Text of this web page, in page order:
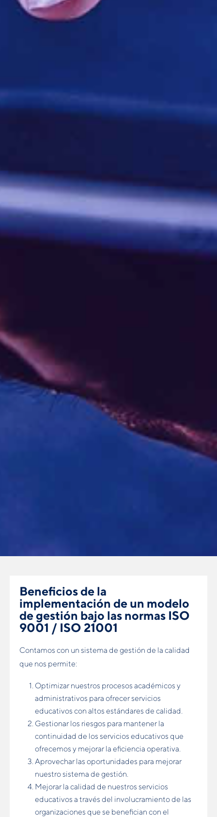
Beneﬁcios de la
implementación de un modelo
de gestión bajo las normas ISO
9001 / ISO 21001
Contamos con un sistema de gestión de la calidad
que nos permite:
Optimizar nuestros procesos académicos y
administrativos para ofrecer servicios
educativos con altos estándares de calidad.
Gestionar los riesgos para mantener la
continuidad de los servicios educativos que
ofrecemos y mejorar la eﬁciencia operativa.
Aprovechar las oportunidades para mejorar
nuestro sistema de gestión.
Mejorar la calidad de nuestros servicios
educativos a través del involucramiento de las
organizaciones que se beneﬁcian con el